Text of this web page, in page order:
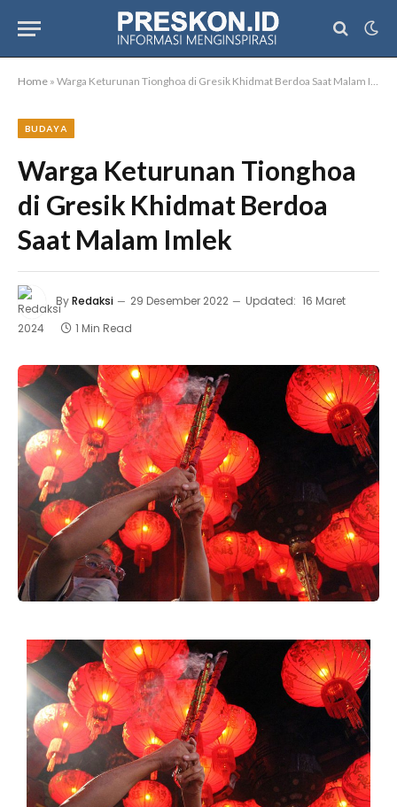
Home » Warga Keturunan Tionghoa di Gresik Khidmat Berdoa Saat Malam Imlek
BUDAYA
Warga Keturunan Tionghoa
di Gresik Khidmat Berdoa
Saat Malam Imlek
ByRedaksi 29 Desember 2022 Updated: 16 Maret
2024
1 Min Read